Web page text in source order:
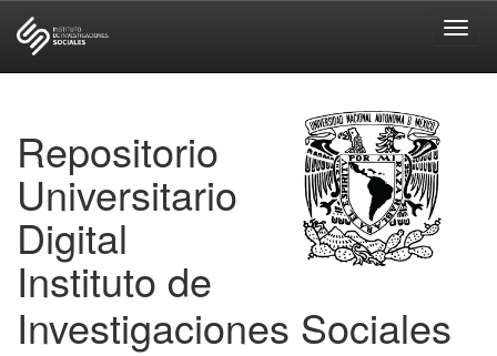
Repositorio
Universitario
Digital
Instituto de
Investigaciones Sociales